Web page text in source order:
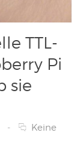
TTL-
Pi
sie
-
Keine